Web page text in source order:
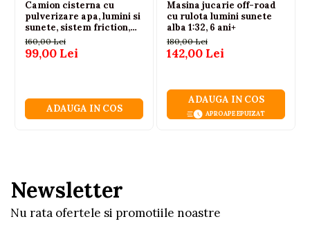
Camion cisterna cu
pulverizare apa, lumini si
sunete, sistem friction,
alb-rosu, 36 cm, 3 ani+
160,00 Lei
99,00 Lei
ADAUGA IN COS
Masina jucarie off-road
cu rulota lumini sunete
alba 1:32, 6 ani+
180,00 Lei
142,00 Lei
ADAUGA IN COS
APROAPE EPUIZAT
Newsletter
Nu rata ofertele si promotiile noastre